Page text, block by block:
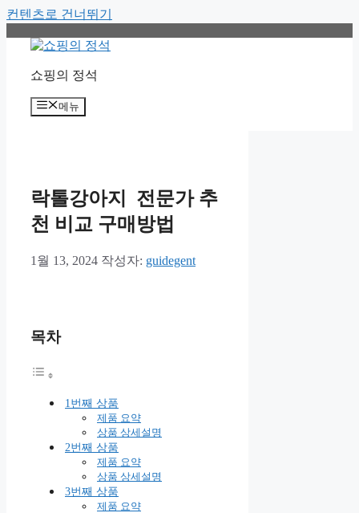
컨텐츠로 건너뛰기
쇼핑의 정석
메뉴
락톨강아지 전문가 추
천 비교 구매방법
1월 13, 2024 작성자: guidegent
목차
1번째 상품
제품 요약
상품 상세설명
2번째 상품
제품 요약
상품 상세설명
3번째 상품
제품 요약